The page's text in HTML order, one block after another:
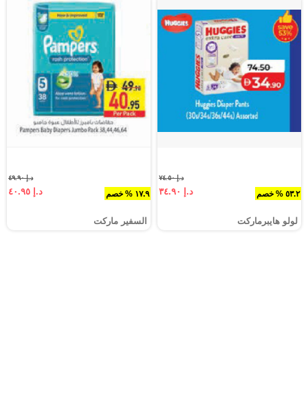
٥٣.٢ % خصم
د.إ ٧٤.٥٠
د.إ ٣٤.٩٠
لولو هايبرماركت
١٧.٩ % خصم
د.إ ٤٩.٩٠
د.إ ٤٠.٩٥
السفير ماركت